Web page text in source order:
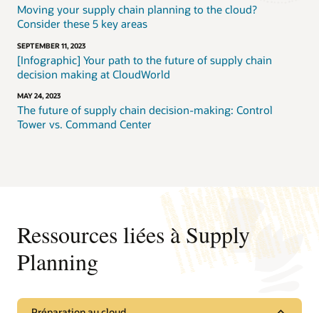
Moving your supply chain planning to the cloud?
Consider these 5 key areas
SEPTEMBER 11, 2023
[Infographic] Your path to the future of supply chain
decision making at CloudWorld
MAY 24, 2023
The future of supply chain decision-making: Control
Tower vs. Command Center
Ressources liées à Supply
Planning